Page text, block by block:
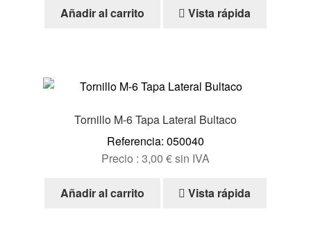
Añadir al carrito Vista rápida
Tornillo M-6 Tapa Lateral Bultaco
Referencia: 050040
Precio : 3,00 €sin IVA
Añadir al carrito Vista rápida